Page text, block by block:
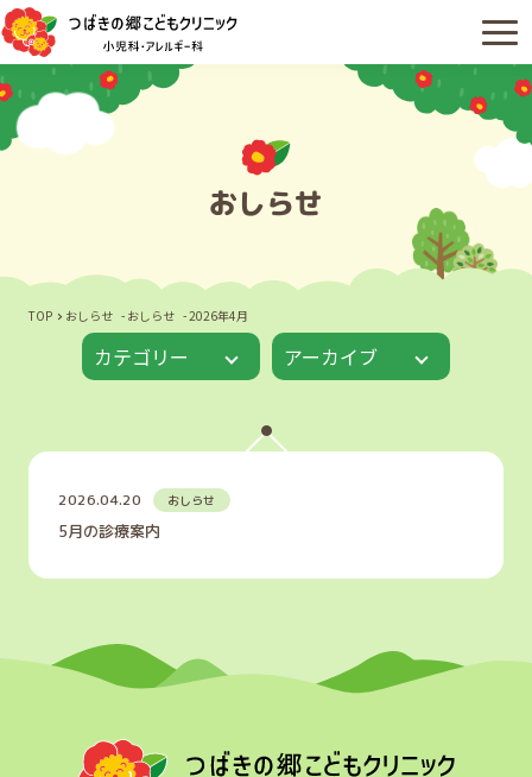
おしらせ
TOP おしらせ おしらせ 2026年4月
カテゴリー アーカイブ
2026.04.20 おしらせ
5月の診療案内